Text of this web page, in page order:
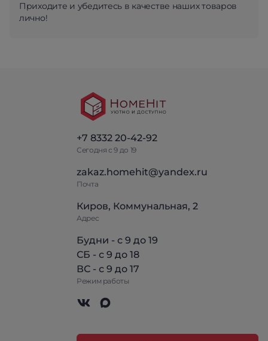
Приходите и убедитесь в качестве наших товаров
лично!
+7 8332 20-42-92
Сегодня с 9 до 19
zakaz.homehit@yandex.ru
Почта
Киров, Коммунальная, 2
Адрес
Будни - с 9 до 19
СБ - с 9 до 18
ВС - с 9 до 17
Режим работы